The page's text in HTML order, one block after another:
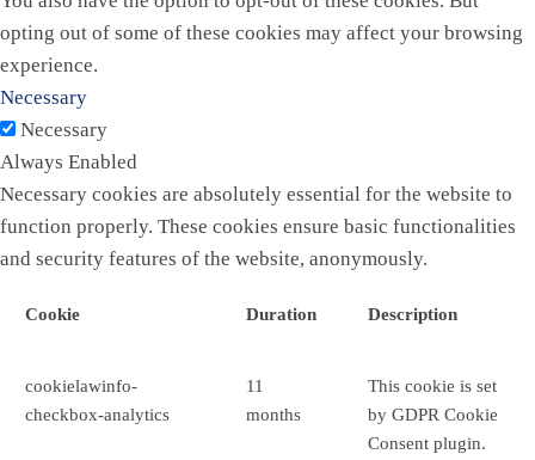
opting out of some of these cookies may affect your browsing
experience.
Necessary
Necessary
Always Enabled
Necessary cookies are absolutely essential for the website to
function properly. These cookies ensure basic functionalities
and security features of the website, anonymously.
Cookie Duration Description
cookielawinfo-
checkbox-analytics
11
months
This cookie is set
by GDPR Cookie
Consent plugin.